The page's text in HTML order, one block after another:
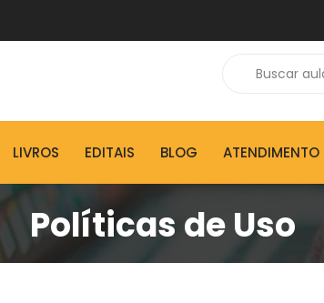
LIVROS EDITAIS BLOG ATENDIMENTO
Políticas de Uso